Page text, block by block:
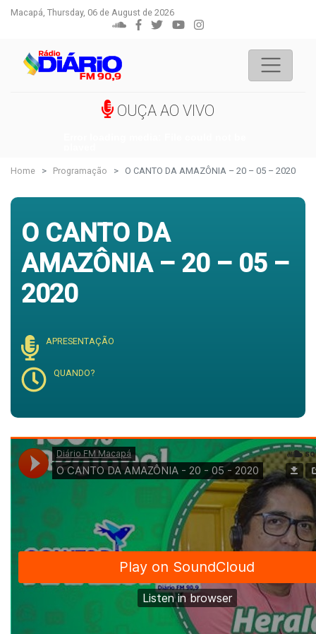
Macapá, Thursday, 06 de August de 2026
OUÇA AO VIVO
Home Programação O CANTO DA AMAZÔNIA – 20 – 05 – 2020
O CANTO DA
AMAZÔNIA – 20 – 05 –
2020
APRESENTAÇÃO
QUANDO?